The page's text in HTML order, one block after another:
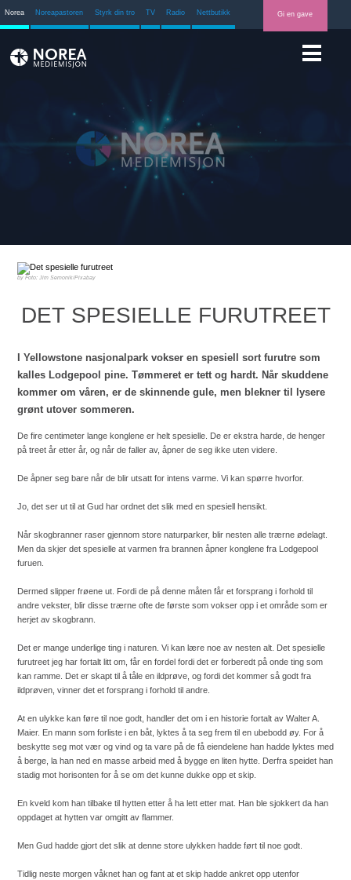
Norea Noreapastoren Styrk din tro TV Radio Nettbutikk Gi en gave
Foto: Jim Semonik/Pixabay
DET SPESIELLE FURUTREET
I Yellowstone nasjonalpark vokser en spesiell sort furutre som
kalles Lodgepool pine. Tømmeret er tett og hardt. Når skuddene
kommer om våren, er de skinnende gule, men blekner til lysere
grønt utover sommeren.
De fire centimeter lange konglene er helt spesielle. De er ekstra harde, de henger
på treet år etter år, og når de faller av, åpner de seg ikke uten videre.
De åpner seg bare når de blir utsatt for intens varme. Vi kan spørre hvorfor.
Jo, det ser ut til at Gud har ordnet det slik med en spesiell hensikt.
Når skogbranner raser gjennom store naturparker, blir nesten alle trærne ødelagt.
Men da skjer det spesielle at varmen fra brannen åpner konglene fra Lodgepool
furuen.
Dermed slipper frøene ut. Fordi de på denne måten får et forsprang i forhold til
andre vekster, blir disse trærne ofte de første som vokser opp i et område som er
herjet av skogbrann.
Det er mange underlige ting i naturen. Vi kan lære noe av nesten alt. Det spesielle
furutreet jeg har fortalt litt om, får en fordel fordi det er forberedt på onde ting som
kan ramme. Det er skapt til å tåle en ildprøve, og fordi det kommer så godt fra
ildprøven, vinner det et forsprang i forhold til andre.
At en ulykke kan føre til noe godt, handler det om i en historie fortalt av Walter A.
Maier. En mann som forliste i en båt, lyktes å ta seg frem til en ubebodd øy. For å
beskytte seg mot vær og vind og ta vare på de få eiendelene han hadde lyktes med
å berge, la han ned en masse arbeid med å bygge en liten hytte. Derfra speidet han
stadig mot horisonten for å se om det kunne dukke opp et skip.
En kveld kom han tilbake til hytten etter å ha lett etter mat. Han ble sjokkert da han
oppdaget at hytten var omgitt av flammer.
Men Gud hadde gjort det slik at denne store ulykken hadde ført til noe godt.
Tidlig neste morgen våknet han og fant at et skip hadde ankret opp utenfor